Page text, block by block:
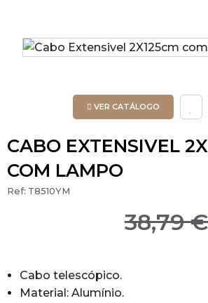
VER CATÁLOGO
CABO EXTENSIVEL
COM LAMPO
Ref: T8510YM
38,79 €
Cabo telescópico.
Material: Alumínio.